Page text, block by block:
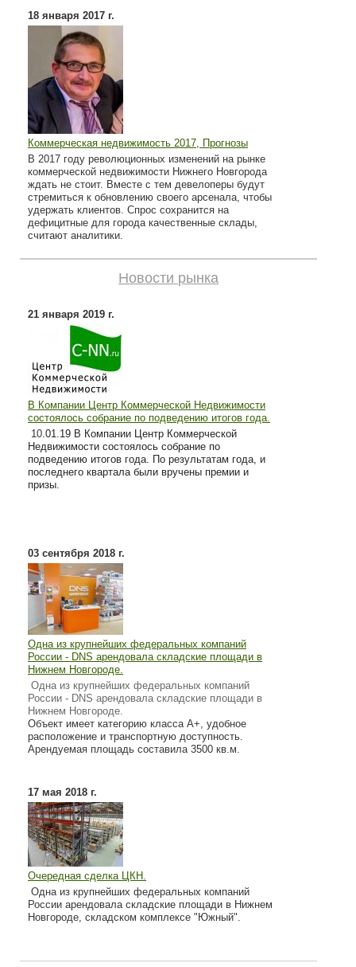
18 января 2017 г.
Коммерческая недвижимость 2017, Прогнозы
В 2017 году революционных изменений на рынке
коммерческой недвижимости Нижнего Новгорода
ждать не стоит. Вместе с тем девелоперы будут
стремиться к обновлению своего арсенала, чтобы
удержать клиентов. Спрос сохранится на
дефицитные для города качественные склады,
считают аналитики.
Новости рынка
21 января 2019 г.
В Компании Центр Коммерческой Недвижимости
состоялось собрание по подведению итогов года.
10.01.19 В Компании Центр Коммерческой
Недвижимости состоялось собрание по
подведению итогов года. По результатам года, и
последнего квартала были вручены премии и
призы.
03 сентября 2018 г.
Одна из крупнейших федеральных компаний
России - DNS арендовала складские площади в
Нижнем Новгороде.
Одна из крупнейших федеральных компаний
России - DNS арендовала складские площади в
Нижнем Новгороде.
Объект имеет категорию класса А+, удобное
расположение и транспортную доступность.
Арендуемая площадь составила 3500 кв.м.
17 мая 2018 г.
Очередная сделка ЦКН.
Одна из крупнейших федеральных компаний
России арендовала складские площади в Нижнем
Новгороде, складском комплексе "Южный".